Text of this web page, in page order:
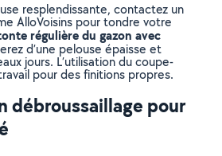
resplendissante, contactez un
AlloVoisins pour tondre votre
régulière du gazon avec
d’une pelouse épaisse et
jours. L’utilisation du coupe-
pour des finitions propres.
débroussaillage pour